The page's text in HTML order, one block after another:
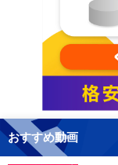
おすすめ動画